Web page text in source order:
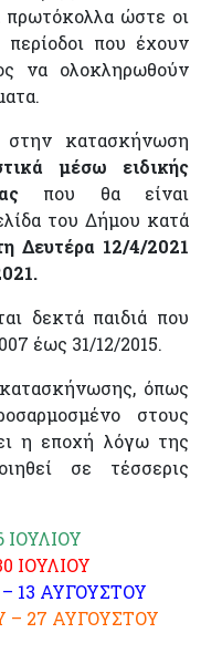
πρωτόκολλα ώστε οι
που έχουν
να ολοκληρωθούν
στην κατασκήνωση
μέσω ειδικής
που θα είναι
του Δήμου κατά
Δευτέρα 12/4/2021
δεκτά παιδιά που
έως 31/12/2015.
όπως
στους
η εποχή λόγω της
σε τέσσερις
ΙΟΥΛΙΟΥ
ΙΟΥΛΙΟΥ
13 ΑΥΓΟΥΣΤΟΥ
– 27 ΑΥΓΟΥΣΤΟΥ